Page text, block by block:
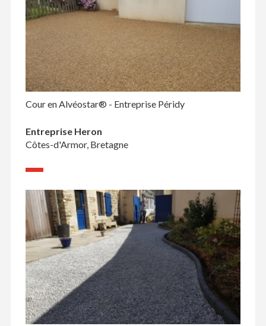
Cour en Alvéostar® - Entreprise Péridy
Entreprise Heron
Côtes-d'Armor, Bretagne